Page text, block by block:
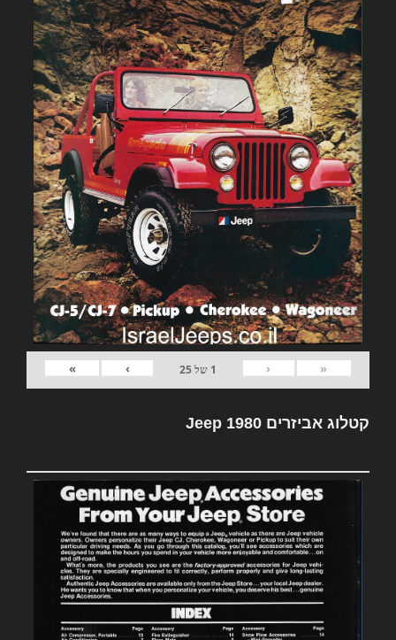
«
‹
1 של25
›
»
קטלוג אביזרים Jeep 1980